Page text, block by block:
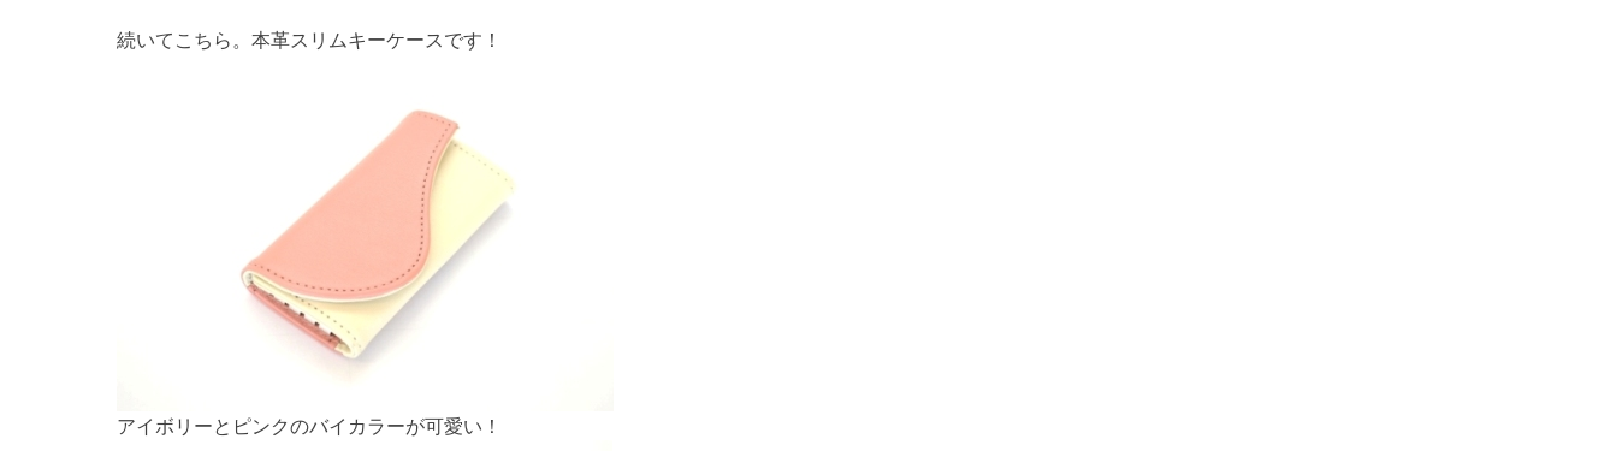
続いてこちら。本革スリムキーケースです！
アイボリーとピンクのバイカラーが可愛い！